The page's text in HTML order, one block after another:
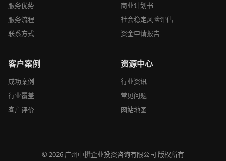
服务优势
服务流程
联系方式
商业计划书
社会稳定风险评估
资金申请报告
客户案例
成功案例
行业覆盖
客户评价
资源中心
行业资讯
常见问题
网站地图
© 2026 广州中撰企业投资咨询有限公司 版权所有